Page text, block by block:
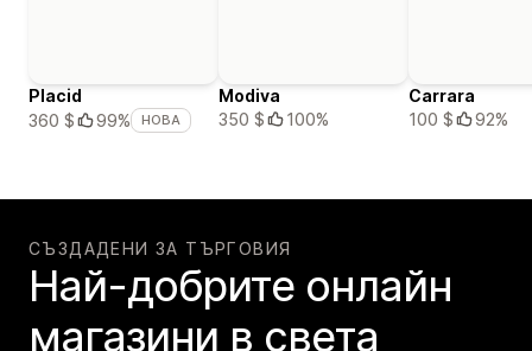
Placid
360 $
99% НОВА
Modiva
350 $
100%
Carrara
100 $
92%
СЪЗДАДЕНИ ЗА ТЪРГОВИЯ
Най-добрите онлайн
магазини в света